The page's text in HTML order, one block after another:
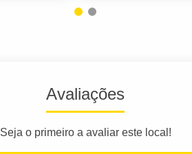
Avaliações
Seja o primeiro a avaliar este local!